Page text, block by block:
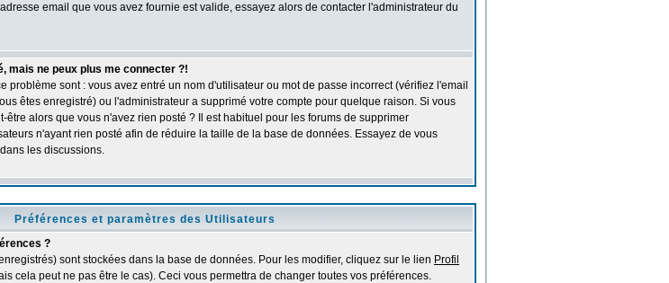
email que vous avez fournie est valide, essayez alors de contacter l'administrateur du
mais ne peux plus me connecter ?!
problème sont : vous avez entré un nom d'utilisateur ou mot de passe incorrect (vérifiez l'email
êtes enregistré) ou l'administrateur a supprimé votre compte pour quelque raison. Si vous
être alors que vous n'avez rien posté ? Il est habituel pour les forums de supprimer
n'ayant rien posté afin de réduire la taille de la base de données. Essayez de vous
les discussions.
Préférences et paramètres des Utilisateurs
?
sont stockées dans la base de données. Pour les modifier, cliquez sur le lien Profil
cela peut ne pas être le cas). Ceci vous permettra de changer toutes vos préférences.